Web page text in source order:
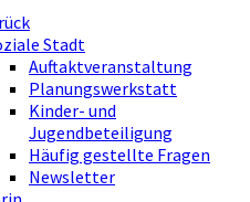
Stadt
Auftaktveranstaltung
Planungswerkstatt
Kinder- und
Jugendbeteiligung
Häufig gestellte Fragen
Newsletter